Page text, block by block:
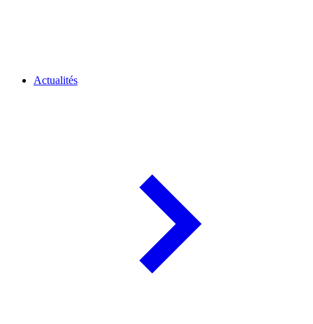
Actualités